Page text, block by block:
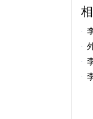
·
·
·
·